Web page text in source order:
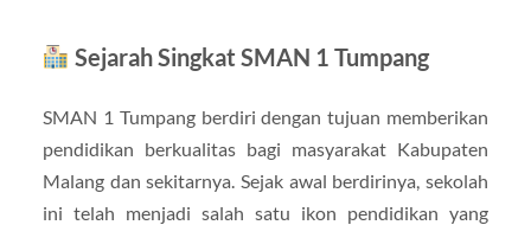
Sejarah Singkat SMAN 1 Tumpang
SMAN 1 Tumpang berdiri dengan tujuan memberikan
pendidikan berkualitas bagi masyarakat Kabupaten
Malang dan sekitarnya. Sejak awal berdirinya, sekolah
ini telah menjadi salah satu ikon pendidikan yang